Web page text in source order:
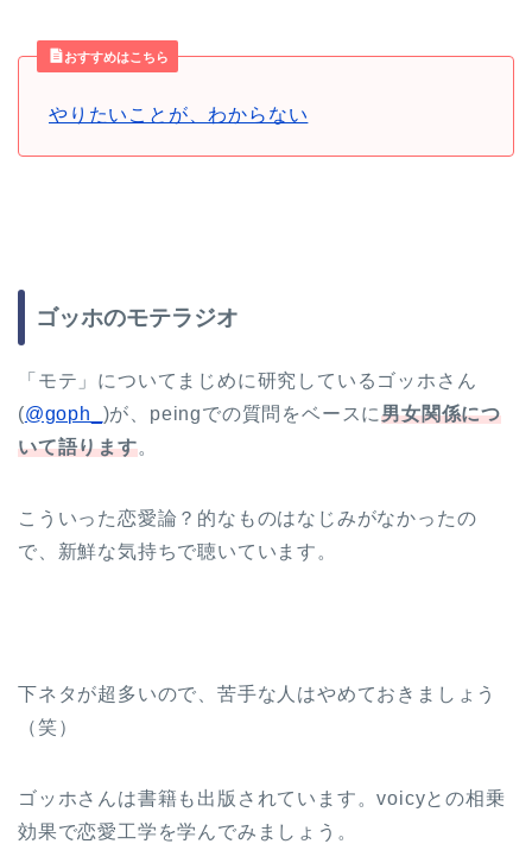
おすすめはこちら
やりたいことが、わからない
ゴッホのモテラジオ
「モテ」についてまじめに研究しているゴッホさん
(@goph_ )が、peingでの質問をベースに男女関係につ
いて語ります。
こういった恋愛論？的なものはなじみがなかったの
で、新鮮な気持ちで聴いています。
下ネタが超多いので、苦手な人はやめておきましょう
（笑）
ゴッホさんは書籍も出版されています。voicyとの相乗
効果で恋愛工学を学んでみましょう。